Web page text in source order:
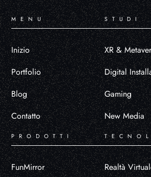
MENU
Inizio
Portfolio
Blog
Contatto
STUDI
XR &
Digital
Gaming
New Media
PRODOTTI
FunMirror
Realtà